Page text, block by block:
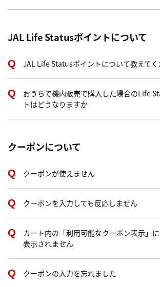
JAL Life Statusポイントについて
JAL Life Statusポイントについて教えてく
おうちで機内販売で購入した場合のLife
トはどうなりますか
クーポンについて
クーポンが使えません
クーポンを入力しても反応しません
カート内の「利用可能なクーポン表示」
表示されません
クーポンの入力を忘れました